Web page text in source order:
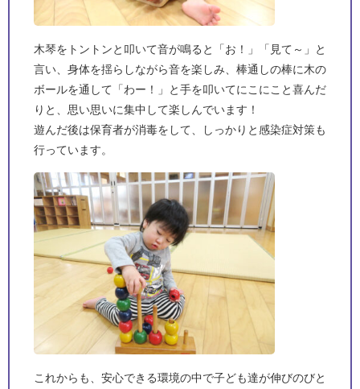
木琴をトントンと叩いて音が鳴ると「お！」「見て～」と
言い、身体を揺らしながら音を楽しみ、棒通しの棒に木の
ボールを通して「わー！」と手を叩いてにこにこと喜んだ
りと、思い思いに集中して楽しんでいます！
遊んだ後は保育者が消毒をして、しっかりと感染症対策も
行っています。
これからも、安心できる環境の中で子ども達が伸びのびと